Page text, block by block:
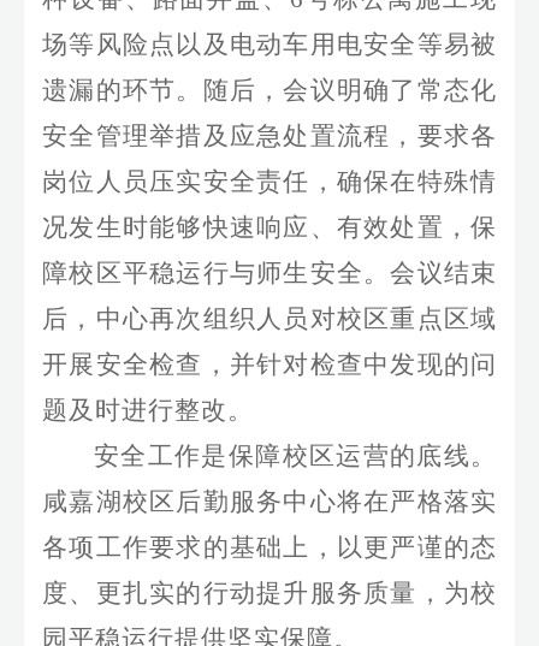
场等风险点以及电动车用电安全等易被
遗漏的环节。随后，会议明确了常态化
安全管理举措及应急处置流程，要求各
岗位人员压实安全责任，确保在特殊情
况发生时能够快速响应、有效处置，保
障校区平稳运行与师生安全。会议结束
后，中心再次组织人员对校区重点区域
开展安全检查，并针对检查中发现的问
题及时进行整改。
安全工作是保障校区运营的底线。
咸嘉湖校区后勤服务中心将在严格落实
各项工作要求的基础上，以更严谨的态
度、更扎实的行动提升服务质量，为校
园平稳运行提供坚实保障。